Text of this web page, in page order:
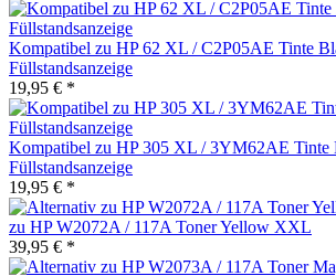
Kompatibel zu HP 62 XL / C2P05AE Tinte
Füllstandsanzeige
19,95 € *
Kompatibel zu HP 305 XL / 3YM62AE
Füllstandsanzeige
19,95 € *
zu HP W2072A / 117A Toner Yellow XXL
39,95 € *